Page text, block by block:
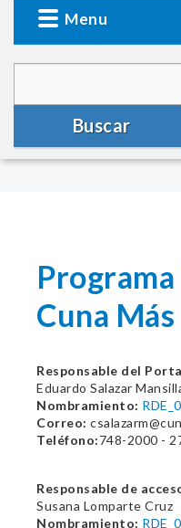
Menu
Buscar
Cuna
Responsable del
Eduardo Salazar
Nombramiento:
Correo:
Teléfono:748-2000 -
Responsable de
Susana Lomparte Cruz
Nombramiento: